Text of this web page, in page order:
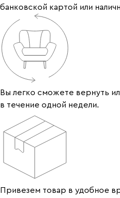
банковской картой или
Вы легко сможете вернуть
в течение одной недели.
Привезем товар в удобное